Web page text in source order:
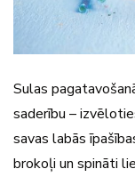
Sulas
saderību –
savas labās
brokoļi un spināti